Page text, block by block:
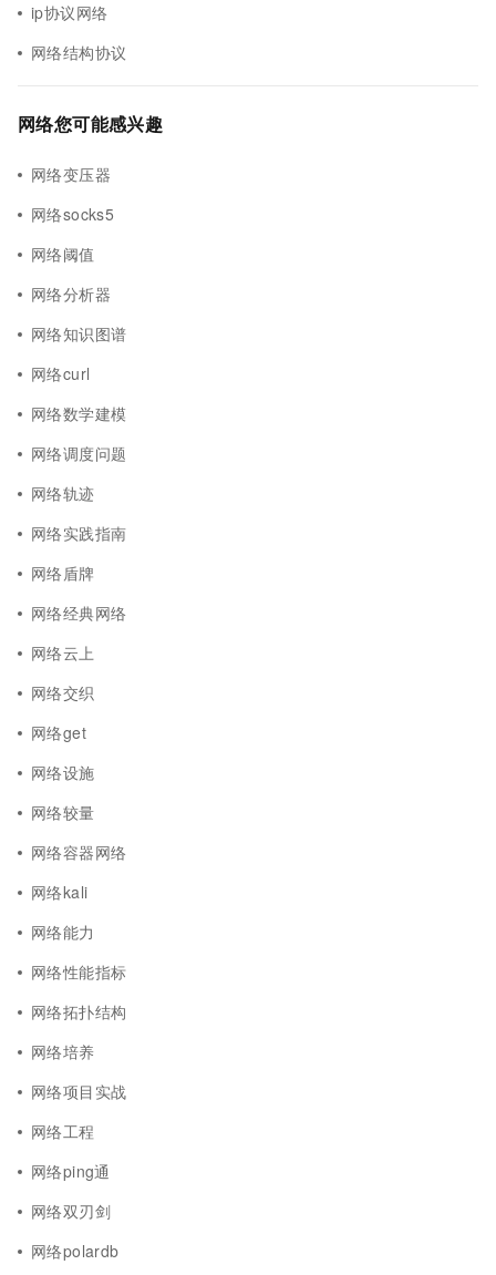
ip协议网络
网络结构协议
网络您可能感兴趣
网络变压器
网络socks5
网络阈值
网络分析器
网络知识图谱
网络curl
网络数学建模
网络调度问题
网络轨迹
网络实践指南
网络盾牌
网络经典网络
网络云上
网络交织
网络get
网络设施
网络较量
网络容器网络
网络kali
网络能力
网络性能指标
网络拓扑结构
网络培养
网络项目实战
网络工程
网络ping通
网络双刃剑
网络polardb